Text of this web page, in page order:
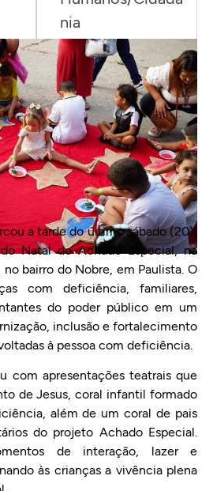
nia
a tarde do último sábado (20),
Natal do Achado Especial, na
no bairro do Nobre, em Paulista. O
com deficiência, familiares,
do poder público em um
inclusão e fortalecimento
à pessoa com deficiência.
com apresentações teatrais que
de Jesus, coral infantil formado
além de um coral de pais
do projeto Achado Especial.
de interação, lazer e
às crianças a vivência plena